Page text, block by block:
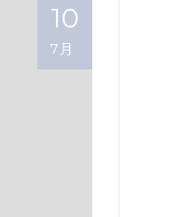
10
7月